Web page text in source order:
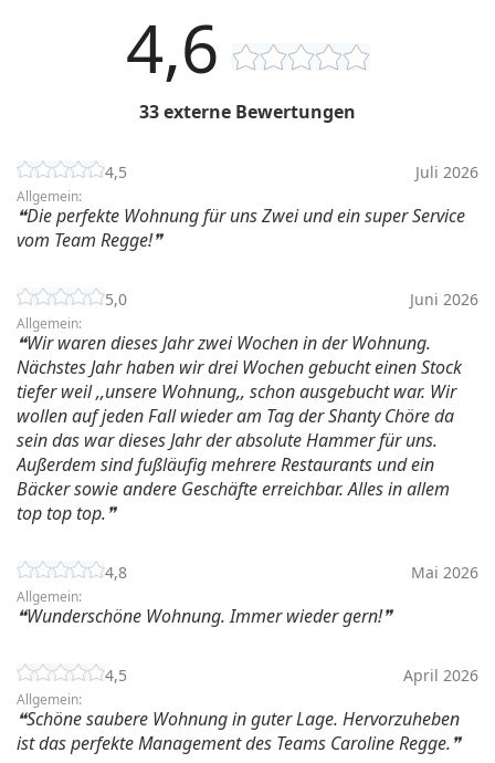
4,6
33 externe Bewertungen
4,5 Juli 2026
Allgemein:
Die perfekte Wohnung für uns Zwei und ein super Service
vom Team Regge!
5,0 Juni 2026
Allgemein:
Wir waren dieses Jahr zwei Wochen in der Wohnung.
Nächstes Jahr haben wir drei Wochen gebucht einen Stock
tiefer weil ,,unsere Wohnung,, schon ausgebucht war. Wir
wollen auf jeden Fall wieder am Tag der Shanty Chöre da
sein das war dieses Jahr der absolute Hammer für uns.
Außerdem sind fußläufig mehrere Restaurants und ein
Bäcker sowie andere Geschäfte erreichbar. Alles in allem
top top top.
4,8 Mai 2026
Allgemein:
Wunderschöne Wohnung. Immer wieder gern!
4,5 April 2026
Allgemein:
Schöne saubere Wohnung in guter Lage. Hervorzuheben
ist das perfekte Management des Teams Caroline Regge.